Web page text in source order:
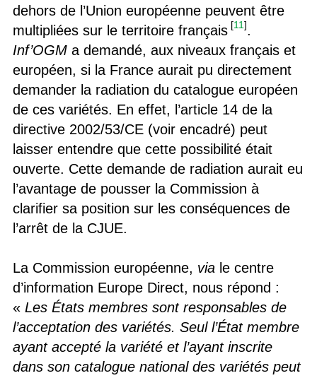
dehors de l’Union européenne peuvent être
multipliées sur le territoire français [11].
Inf’OGMa demandé, aux niveaux français et
européen, si la France aurait pu directement
demander la radiation du catalogue européen
de ces variétés. En effet, l’article 14 de la
directive 2002/53/CE (voir encadré) peut
laisser entendre que cette possibilité était
ouverte. Cette demande de radiation aurait eu
l’avantage de pousser la Commission à
clarifier sa position sur les conséquences de
l’arrêt de la CJUE.
La Commission européenne, viale centre
d’information Europe Direct, nous répond :
« Les États membres sont responsables de
l’acceptation des variétés. Seul l’État membre
ayant accepté la variété et l’ayant inscrite
dans son catalogue national des variétés peut